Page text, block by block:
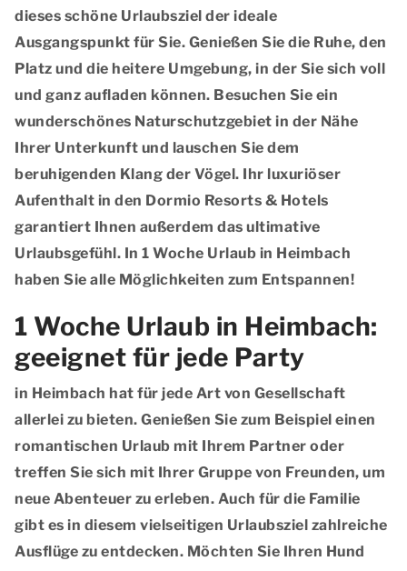
dieses schöne Urlaubsziel der ideale
Ausgangspunkt für Sie. Genießen Sie die Ruhe, den
Platz und die heitere Umgebung, in der Sie sich voll
und ganz aufladen können. Besuchen Sie ein
wunderschönes Naturschutzgebiet in der Nähe
Ihrer Unterkunft und lauschen Sie dem
beruhigenden Klang der Vögel. Ihr luxuriöser
Aufenthalt in den Dormio Resorts & Hotels
garantiert Ihnen außerdem das ultimative
Urlaubsgefühl. In 1 Woche Urlaub in Heimbach
haben Sie alle Möglichkeiten zum Entspannen!
1 Woche Urlaub in Heimbach:
geeignet für jede Party
in Heimbach hat für jede Art von Gesellschaft
allerlei zu bieten. Genießen Sie zum Beispiel einen
romantischen Urlaub mit Ihrem Partner oder
treffen Sie sich mit Ihrer Gruppe von Freunden, um
neue Abenteuer zu erleben. Auch für die Familie
gibt es in diesem vielseitigen Urlaubsziel zahlreiche
Ausflüge zu entdecken. Möchten Sie Ihren Hund